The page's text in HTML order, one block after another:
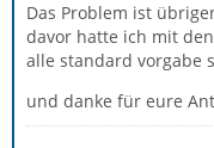
Das Problem ist
davor hatte ich mit
alle standard vorgabe
und danke für eure